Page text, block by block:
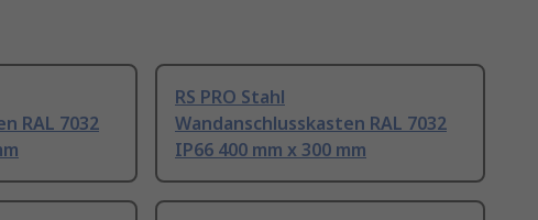
RAL 7032
RS PRO Stahl
Wandanschlusskasten RAL 7032
IP66 400 mm x 300 mm